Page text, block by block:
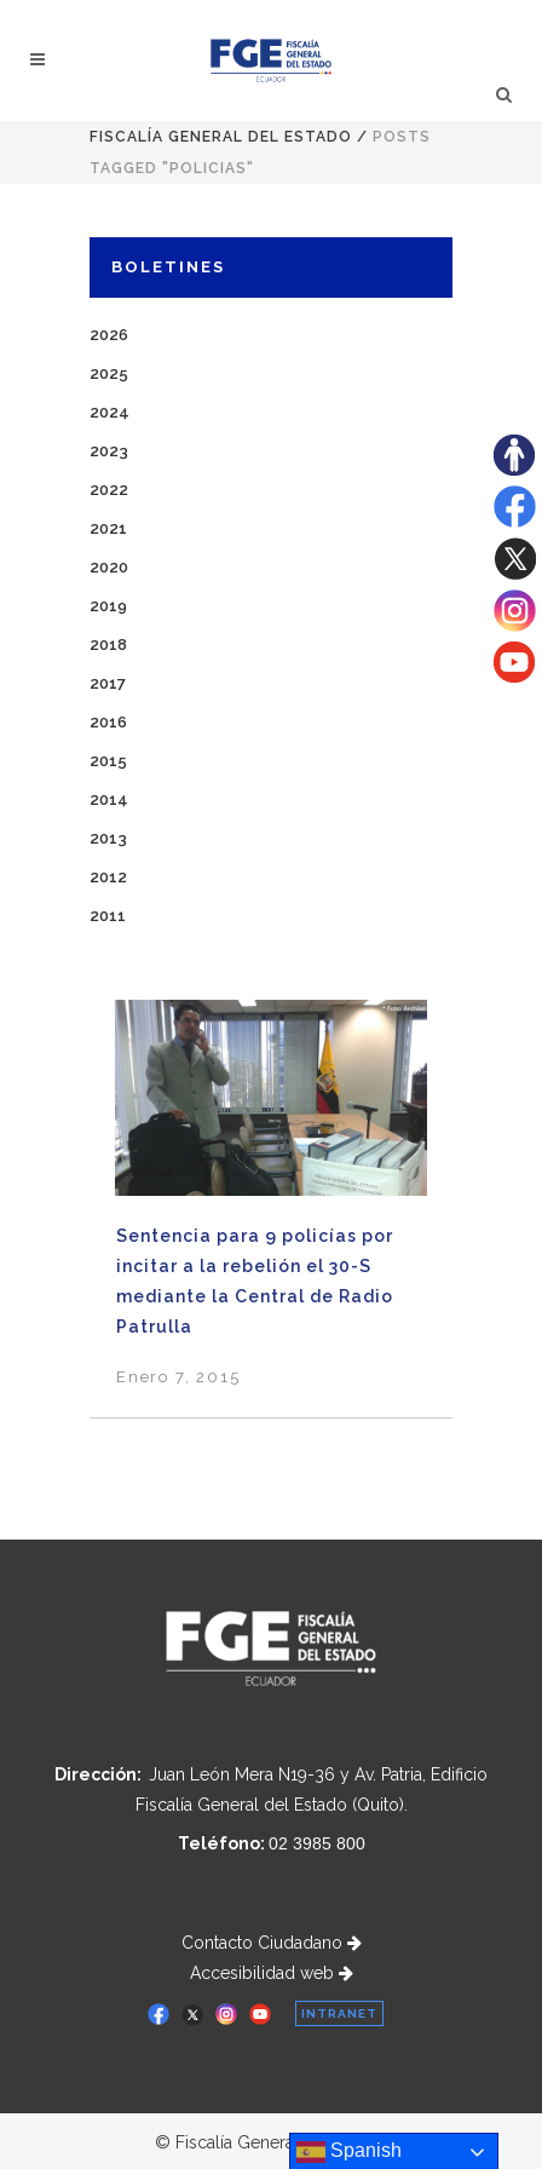
FISCALÍA GENERAL DEL ESTADO / POSTS
TAGGED "POLICIAS"
BOLETINES
2026
2025
2024
2023
2022
2021
2020
2019
2018
2017
2016
2015
2014
2013
2012
2011
Sentencia para 9 policías por
incitar a la rebelión el 30-S
mediante la Central de Radio
Patrulla
Enero 7, 2015
Dirección: Juan León Mera N19-36 y Av. Patria, Edificio
Fiscalía General del Estado (Quito).
Teléfono: 02 3985 800
Contacto Ciudadano
Accesibilidad web
INTRANET
© Fiscalía General del Estado
Spanish